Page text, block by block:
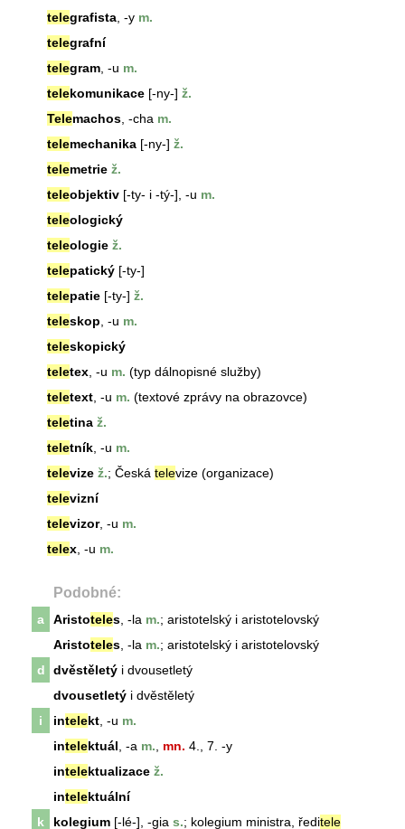
telegrafista , -y m.
telegrafní
telegram , -u m.
telekomunikace [-ny-] ž.
Telemachos , -cha m.
telemechanika [-ny-] ž.
telemetrie ž.
teleobjektiv [-ty- i -tý-], -u m.
teleologický
teleologie ž.
telepatický [-ty-]
telepatie [-ty-] ž.
teleskop , -u m.
teleskopický
teletex , -u m. (typ dálnopisné služby)
teletext , -u m. (textové zprávy na obrazovce)
teletina ž.
teletník , -u m.
televize ž.; Česká televize (organizace)
televizní
televizor, -u m.
telex , -u m.
Podobné:
a Aristoteles , -la m.; aristotelský i aristotelovský
Aristoteles , -la m.; aristotelský i aristotelovský
d
dvěstěletý i dvousetletý
dvousetletý i dvěstěletý
i
intelekt , -u m.
intelektuál , -a m. mn. 4., 7. -y
intelektualizace ž.
intelektuální
k
kolegium [-lé-], -gia s.; kolegium ministra, ředitele